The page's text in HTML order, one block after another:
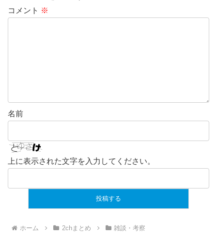
コメント ※
名前
上に表示された文字を入力してください。
ホーム 2chまとめ 雑談・考察